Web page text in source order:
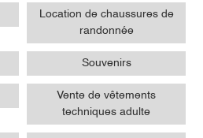
Location de chaussures de
randonnée
Souvenirs
Vente de vêtements
techniques adulte